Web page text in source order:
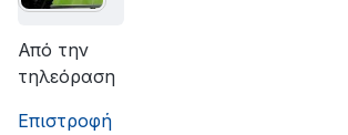
την
της
βλάβης
Από την
τηλεόραση
Επιστροφή